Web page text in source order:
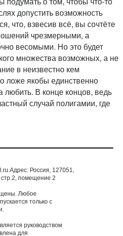
допустить возможность
что, взвесив всё, вы сочтёте
чрезмерными, а
весомыми. Но это будет
множества возможных, а не
в неизвестно кем
ложе якобы единственно
любить. В конце концов, ведь
случай полигамии, где
Россия, 127051,
стр.2, помещение 2
Любое
только с
руководством
для